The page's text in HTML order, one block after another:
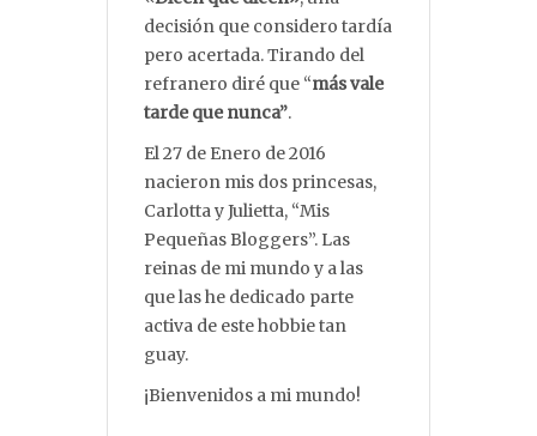
decisión que considero tardía
pero acertada. Tirando del
refranero diré que “más vale
tarde que nunca”.
El 27 de Enero de 2016
nacieron mis dos princesas,
Carlotta y Julietta, “Mis
Pequeñas Bloggers”. Las
reinas de mi mundo y a las
que las he dedicado parte
activa de este hobbie tan
guay.
¡Bienvenidos a mi mundo!